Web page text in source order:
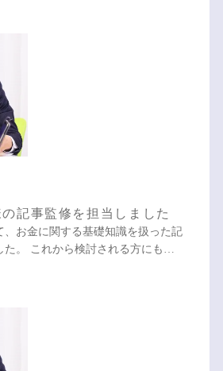
記事監修を担当しました
、お金に関する基礎知識を扱った記
た。 これから検討される方にも…